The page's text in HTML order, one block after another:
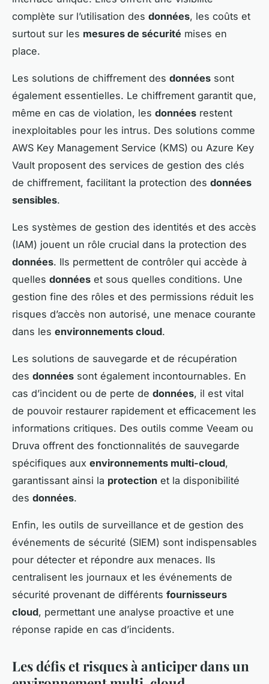
complète sur l’utilisation des données, les coûts et
surtout sur les mesures de sécurité mises en
place.
Les solutions de chiffrement des données sont
également essentielles. Le chiffrement garantit que,
même en cas de violation, les données restent
inexploitables pour les intrus. Des solutions comme
AWS Key Management Service (KMS) ou Azure Key
Vault proposent des services de gestion des clés
de chiffrement, facilitant la protection des données
sensibles.
Les systèmes de gestion des identités et des accès
(IAM) jouent un rôle crucial dans la protection des
données. Ils permettent de contrôler qui accède à
quelles données et sous quelles conditions. Une
gestion fine des rôles et des permissions réduit les
risques d’accès non autorisé, une menace courante
dans les environnements cloud.
Les solutions de sauvegarde et de récupération
des données sont également incontournables. En
cas d’incident ou de perte de données, il est vital
de pouvoir restaurer rapidement et efficacement les
informations critiques. Des outils comme Veeam ou
Druva offrent des fonctionnalités de sauvegarde
spécifiques aux environnements multi-cloud,
garantissant ainsi la protection et la disponibilité
des données.
Enfin, les outils de surveillance et de gestion des
événements de sécurité (SIEM) sont indispensables
pour détecter et répondre aux menaces. Ils
centralisent les journaux et les événements de
sécurité provenant de différents fournisseurs
cloud, permettant une analyse proactive et une
réponse rapide en cas d’incidents.
Les défis et risques à anticiper dans un